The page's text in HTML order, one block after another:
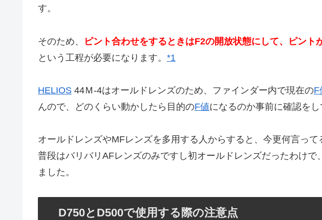
す。
そのため、 ピント合わせをするときはF2の開放状態にして、ピント
という工程が必要になります。 *1
HELIOS 44Ｍ-4はオールドレンズのため、ファインダー内で現在のF
んので、どのくらい動かしたら目的のF値になるのか事前に確認をし
オールドレンズやMFレンズを多用する人からすると、今更何言って
普段はバリバリAFレンズのみですし初オールドレンズだったわけで
ました。
D750とD500で使用する際の注意点